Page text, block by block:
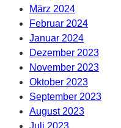
März 2024
Februar 2024
Januar 2024
Dezember 2023
November 2023
Oktober 2023
September 2023
August 2023
Juli 2023